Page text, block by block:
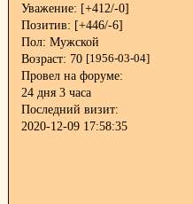
Уважение: [+412/-0]
Позитив: [+446/-6]
Пол: Мужской
Возраст: 70 [1956-03-04]
Провел на форуме:
24 дня 3 часа
Последний визит:
2020-12-09 17:58:35